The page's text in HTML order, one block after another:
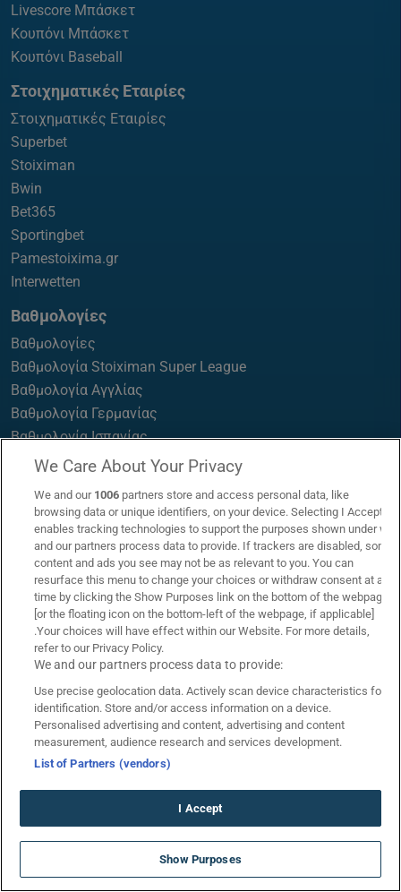
Livescore Μπάσκετ
Κουπόνι Μπάσκετ
Κουπόνι Baseball
Στοιχηματικές Εταιρίες
Στοιχηματικές Εταιρίες
Superbet
Stoiximan
Bwin
Bet365
Sportingbet
Pamestoixima.gr
Interwetten
Βαθμολογίες
Βαθμολογίες
Βαθμολογία Stoiximan Super League
Βαθμολογία Αγγλίας
Βαθμολογία Γερμανίας
Βαθμολογία Ισπανίας
Βαθμολογία Ιταλίας
Προγνωστικά
Προγνωστικά στοιχήματος
Στοιχηματικές Εταιρίες
Τζίροι Αγώνων
Πτώση Αποδόσεων
Κουπόνι Πάμε Στοίχημα
Livescore
ΑΝΑΤΡΕΠΤΙΚΗ ΠΡΟΣΦΟΡΑ*
ΓΝΩΡΙΜΙΑΣ ΧΩΡΙΣ ΚΑΤΑΘΕΣΗ!
We Care About Your Privacy
We and our 1006 partners store and access personal data, like
browsing data or unique identifiers, on your device. Selecting I Accept
enables tracking technologies to support the purposes shown under we
and our partners process data to provide. If trackers are disabled, some
content and ads you see may not be as relevant to you. You can
resurface this menu to change your choices or withdraw consent at any
time by clicking the Show Purposes link on the bottom of the webpage
[or the floating icon on the bottom-left of the webpage, if applicable]
.Your choices will have effect within our Website. For more details,
refer to our Privacy Policy.
We and our partners process data to provide:
Use precise geolocation data. Actively scan device characteristics for
identification. Store and/or access information on a device.
Personalised advertising and content, advertising and content
measurement, audience research and services development.
List of Partners (vendors)
I Accept
Show Purposes